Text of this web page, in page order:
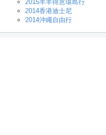
2015羊羊得意環島行
2014香港迪士尼
2014沖繩自由行